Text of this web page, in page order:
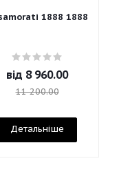
1888 1888
від 8 960.00
11 200.00
Детальніше